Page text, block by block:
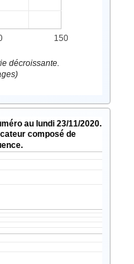
150
décroissante.
Score de chaque numéro au lundi 23/11/2020.
composé de